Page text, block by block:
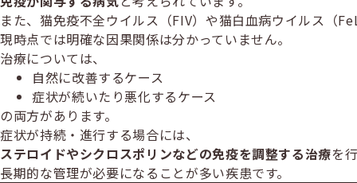
また、猫免疫不全ウイルス（FIV）や猫白血病ウイルス（
現時点では明確な因果関係は分かっていません。
治療については、
自然に改善するケース
症状が続いたり悪化するケース
の両方があります。
症状が持続・進行する場合には、
ステロイドやシクロスポリンなどの免疫を調整する治療を
長期的な管理が必要になることが多い疾患です。